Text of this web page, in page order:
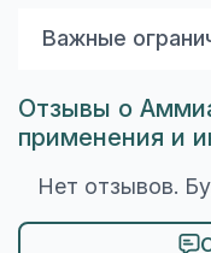
Важные
Ингаляционное
скорой помощи
Внутрь: в
составе
Отзывы о
применения и
Нет отзывов.